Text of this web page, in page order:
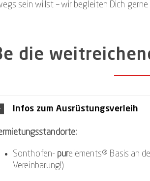
sein willst – wir begleiten Dich
die
Infos zum Ausrüstungsverleih
Sonthofen- purelements® Basis an
Vereinbarung!)